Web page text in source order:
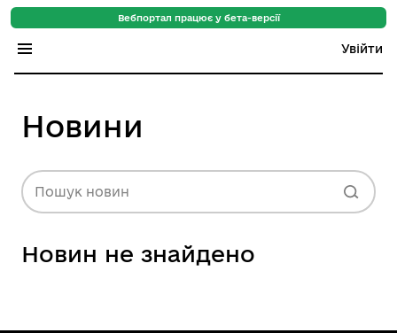
Вебпортал працює у бета-версії
Увійти
Індекс громад
Цифровий путівник
База знань
Новини
Новини
Пошук новин
Новин не знайдено